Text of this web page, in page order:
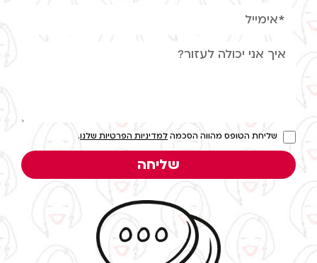
שליחת הטופס מהווה הסכמה למדיניות הפרטיות שלנו.
שליחה